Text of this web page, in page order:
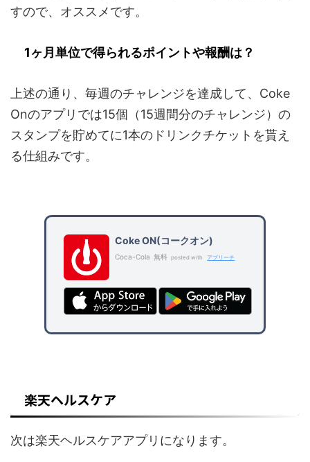
すので、オススメです。
1ヶ月単位で得られるポイントや報酬は？
上述の通り、毎週のチャレンジを達成して、Coke
Onのアプリでは15個（15週間分のチャレンジ）の
スタンプを貯めてに1本のドリンクチケットを貰え
る仕組みです。
Coke ON(コークオン)
Coca-Cola 無料 posted with アプリーチ
楽天ヘルスケア
次は楽天ヘルスケアアプリになります。